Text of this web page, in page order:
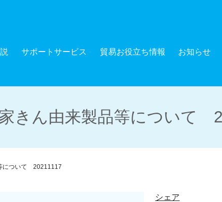
サポートサービス 貿易お役立ち情報 お知らせ
きん由来製品等について
について 20211117
シェア